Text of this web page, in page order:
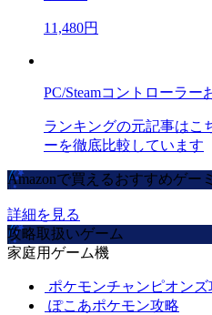
11,480円
PC/Steamコントローラー
ランキングの元記事はこ
ーを徹底比較しています
Amazonで買えるおすすめゲー
詳細を見る
攻略取扱いゲーム
家庭用ゲーム機
ポケモンチャンピオンズ
ぽこあポケモン攻略